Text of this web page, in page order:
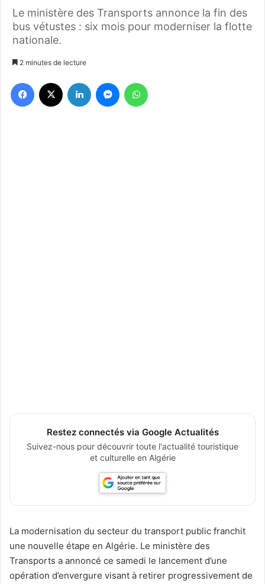
Le ministère des Transports annonce la fin des
bus vétustes : six mois pour moderniser la flotte
nationale.
2 minutes de lecture
Restez connectés via Google Actualités
Suivez-nous pour découvrir toute l'actualité touristique
et culturelle en Algérie
La modernisation du secteur du transport public franchit
une nouvelle étape en Algérie. Le ministère des
Transports a annoncé ce samedi le lancement d’une
opération d’envergure visant à retirer progressivement de